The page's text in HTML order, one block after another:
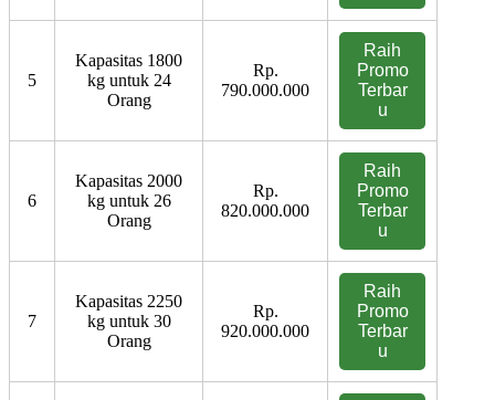
5
Kapasitas 1800
kg untuk 24
Orang
Rp.
790.000.000
Raih
Promo
Terbar
u
6
Kapasitas 2000
kg untuk 26
Orang
Rp.
820.000.000
Raih
Promo
Terbar
u
7
Kapasitas 2250
kg untuk 30
Orang
Rp.
920.000.000
Raih
Promo
Terbar
u